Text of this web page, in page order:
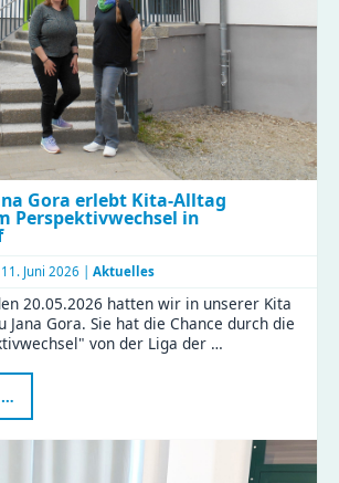
Gora erlebt Kita-Alltag
Perspektivwechsel in
11. Juni 2026 | Aktuelles
20.05.2026 hatten wir in unserer Kita
Jana Gora. Sie hat die Chance durch die
von der Liga der …
…
Jana
Gora